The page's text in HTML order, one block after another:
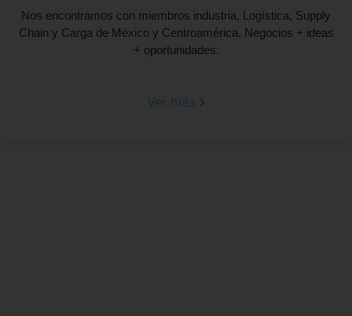
Nos encontramos con miembros industria, Logística, Supply
Chain y Carga de México y Centroamérica. Negocios + ideas
+ oportunidades.
Ver más